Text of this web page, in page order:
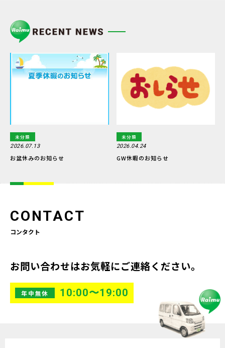
未分類
2026.07.13
お盆休みのお知らせ
未分類
2026.04.24
GW休暇のお知らせ
CONTACT
コンタクト
お問い合わせはお気軽にご連絡ください。
年中無休 10:00〜19:00